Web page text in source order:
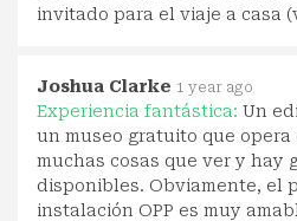
invitado para el viaje a casa
Joshua Clarke 1 year ago
Experiencia fantástica: Un
un museo gratuito que opera
muchas cosas que ver y hay
disponibles. Obviamente, el
instalación OPP es muy